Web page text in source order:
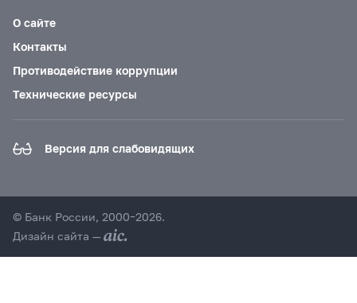
О сайте
Контакты
Противодействие коррупции
Технические ресурсы
Версия для слабовидящих
© Банк России, 2000–2026.
Дизайн сайта —